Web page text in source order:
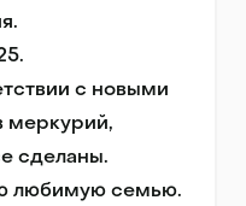
с новыми
меркурий,
сделаны.
любимую семью.